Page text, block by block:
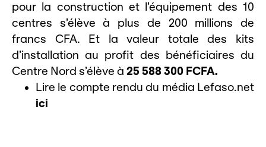
pour la construction et l’équipement des 10
centres s’élève à plus de 200 millions de
francs CFA. Et la valeur totale des kits
d’installation au profit des bénéficiaires du
Centre Nord s’élève à 25 588 300 FCFA.
Lire le compte rendu du média Lefaso.net
ici